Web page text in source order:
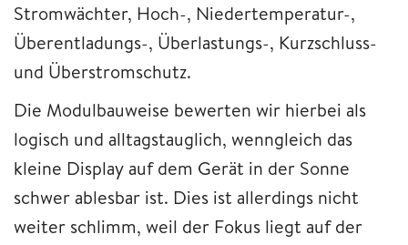
Stromwächter, Hoch-, Niedertemperatur-,
Überentladungs-, Überlastungs-, Kurzschluss-
und Überstromschutz.
Die Modulbauweise bewerten wir hierbei als
logisch und alltagstauglich, wenngleich das
kleine Display auf dem Gerät in der Sonne
schwer ablesbar ist. Dies ist allerdings nicht
weiter schlimm, weil der Fokus liegt auf der